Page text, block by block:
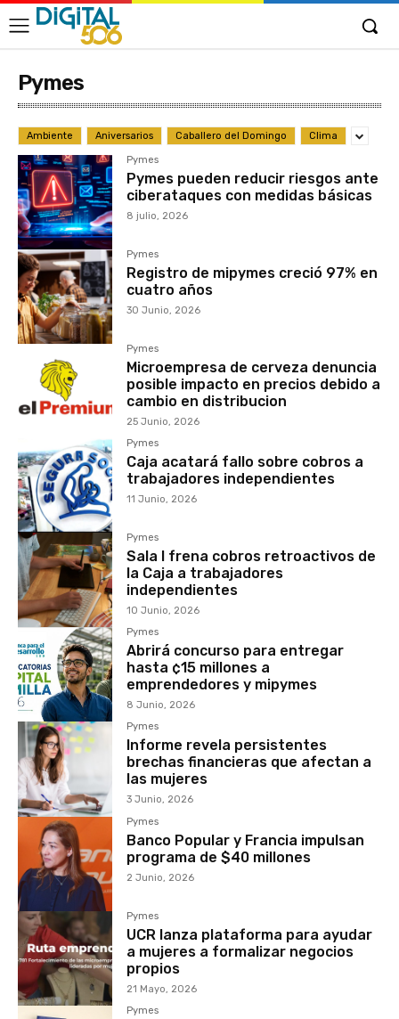
Pymes
Ambiente Aniversarios Caballero del Domingo Clima
Pymes
Pymes pueden reducir riesgos ante
ciberataques con medidas básicas
8 julio, 2026
Pymes
Registro de mipymes creció 97% en
cuatro años
30 Junio, 2026
Pymes
Microempresa de cerveza denuncia
posible impacto en precios debido a
cambio en distribucion
25 Junio, 2026
Pymes
Caja acatará fallo sobre cobros a
trabajadores independientes
11 Junio, 2026
Pymes
Sala I frena cobros retroactivos de
la Caja a trabajadores
independientes
10 Junio, 2026
Pymes
Abrirá concurso para entregar
hasta ¢15 millones a
emprendedores y mipymes
8 Junio, 2026
Pymes
Informe revela persistentes
brechas financieras que afectan a
las mujeres
3 Junio, 2026
Pymes
Banco Popular y Francia impulsan
programa de $40 millones
2 Junio, 2026
Pymes
UCR lanza plataforma para ayudar
a mujeres a formalizar negocios
propios
21 Mayo, 2026
Pymes